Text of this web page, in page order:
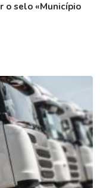
o selo «Município